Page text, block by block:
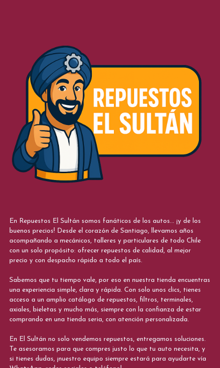
En Repuestos El Sultán somos fanáticos de los autos... ¡y de los
buenos precios! Desde el corazón de Santiago, llevamos años
acompañando a mecánicos, talleres y particulares de todo Chile
con un solo propósito: ofrecer repuestos de calidad, al mejor
precio y con despacho rápido a todo el país.
Sabemos que tu tiempo vale, por eso en nuestra tienda encuentras
una experiencia simple, clara y rápida. Con solo unos clics, tienes
acceso a un amplio catálogo de repuestos, filtros, terminales,
axiales, bieletas y mucho más, siempre con la confianza de estar
comprando en una tienda seria, con atención personalizada.
En El Sultán no solo vendemos repuestos, entregamos soluciones.
Te asesoramos para que compres justo lo que tu auto necesita, y
si tienes dudas, ¡nuestro equipo siempre estará para ayudarte vía